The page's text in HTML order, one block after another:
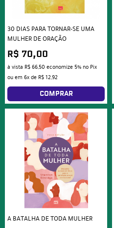
30 DIAS PARA TORNAR-SE UMA
MULHER DE ORAÇÃO
R$ 70,00
à vista R$ 66,50 economize 5% no Pix
ou em 6xde R$ 12,92
COMPRAR
A BATALHA DE TODA MULHER